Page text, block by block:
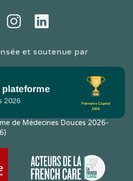
InstagramLinkedIn
et soutenue par
de Médecines Douces 2026-